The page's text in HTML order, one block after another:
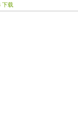
下载